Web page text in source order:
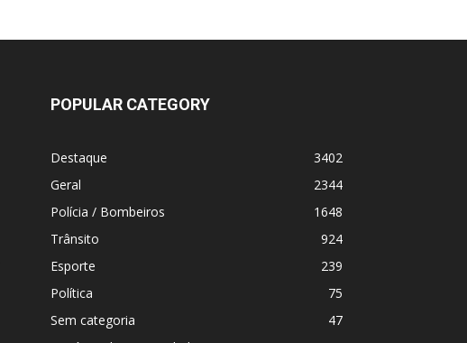
POPULAR CATEGORY
Destaque
3402
Geral
2344
Polícia / Bombeiros
1648
Trânsito
924
Esporte
239
Política
75
Sem categoria
47